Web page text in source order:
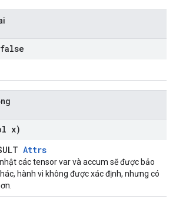
x)
Attrs
các tensor var và accum sẽ được bảo
hành vi không được xác định, nhưng có